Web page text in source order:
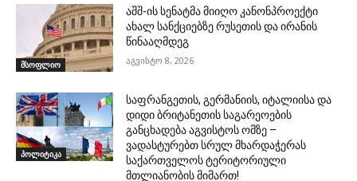
მსოფლიო
აშშ-ის სენატმა მიიღო კანონპროექტი
ახალ სანქციებზე რუსეთის და ირანის
წინააღმდეგ
აგვისტო 8, 2026
პოლიტიკა
საფრანგეთის, გერმანიის, იტალიისა და
დიდი ბრიტანეთის საგარეოების
განცხადება აგვისტოს ომზე –
ვადასტურებთ სრულ მხარდაჭერას
საქართველოს ტერიტორიული
მთლიანობის მიმართ!